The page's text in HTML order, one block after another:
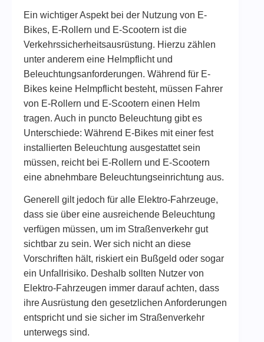
Ein wichtiger Aspekt bei der Nutzung von E-
Bikes, E-Rollern und E-Scootern ist die
Verkehrssicherheitsausrüstung. Hierzu zählen
unter anderem eine Helmpflicht und
Beleuchtungsanforderungen. Während für E-
Bikes keine Helmpflicht besteht, müssen Fahrer
von E-Rollern und E-Scootern einen Helm
tragen. Auch in puncto Beleuchtung gibt es
Unterschiede: Während E-Bikes mit einer fest
installierten Beleuchtung ausgestattet sein
müssen, reicht bei E-Rollern und E-Scootern
eine abnehmbare Beleuchtungseinrichtung aus.
Generell gilt jedoch für alle Elektro-Fahrzeuge,
dass sie über eine ausreichende Beleuchtung
verfügen müssen, um im Straßenverkehr gut
sichtbar zu sein. Wer sich nicht an diese
Vorschriften hält, riskiert ein Bußgeld oder sogar
ein Unfallrisiko. Deshalb sollten Nutzer von
Elektro-Fahrzeugen immer darauf achten, dass
ihre Ausrüstung den gesetzlichen Anforderungen
entspricht und sie sicher im Straßenverkehr
unterwegs sind.